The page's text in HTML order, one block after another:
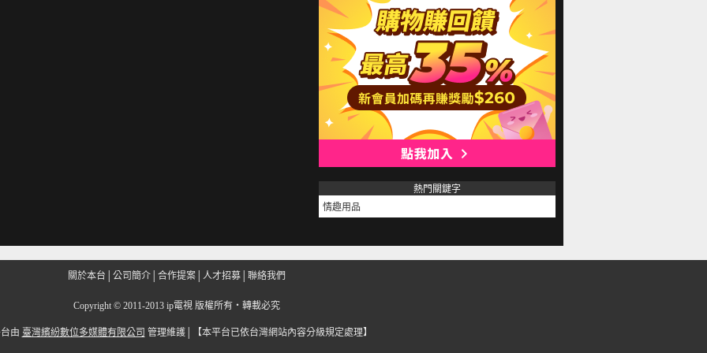
熱門關鍵字
情趣用品
關於本台 公司簡介 合作提案 人才招募 聯絡我們
Copyright © 2011-2013 ip電視 版權所有‧轉載必究
由 臺灣繽紛數位多媒體有限公司 管理維護│ 【本平台已依台灣網站內容分級規定處理】